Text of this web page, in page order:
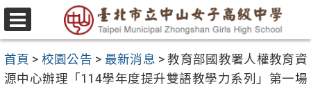
跳
至
要
內
選
單
首頁 > 校園公告 > 最新消息 >教育部國教署人權教育資
源中心辦理「114學年度提升雙語教學力系列」第一場